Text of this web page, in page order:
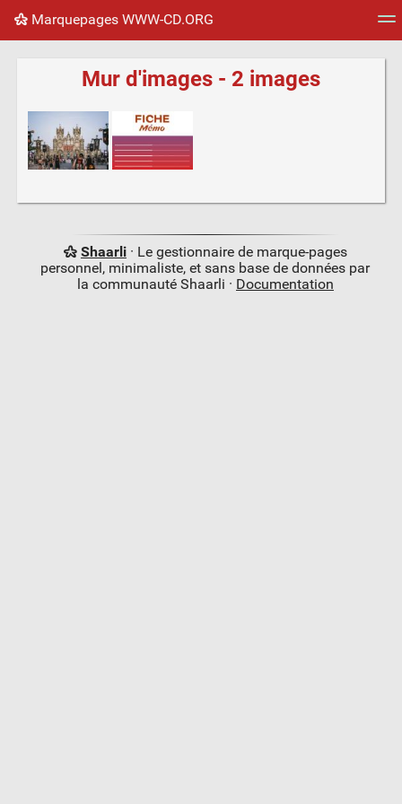
Marquepages WWW-CD.ORG
Flux
Mur d'images - 2 images
Shaarli· Le gestionnaire de marque-pages
personnel, minimaliste, et sans base de données par
la communauté Shaarli · Documentation